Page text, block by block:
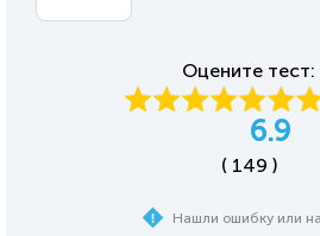
Оцените тест:
6.9
( 149 )
Нашли ошибку или